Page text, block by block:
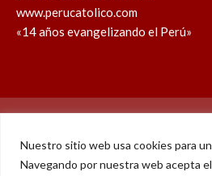
Nuestro sitio web usa cookies para
Navegando por nuestra web acepta
www.perucatolico.com
«14 años evangelizando el Perú»
Política de cookies
WhatsAppFacebookYoutube